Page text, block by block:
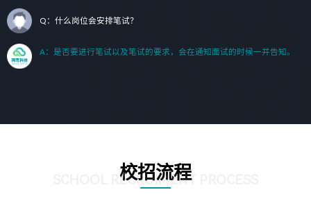
Q：什么岗位会安排笔试？
A：是否要进行笔试以及笔试的要求，会在通知面试的时候一并告知。
校招流程
SCHOOL RECRUIMENT PROCESS